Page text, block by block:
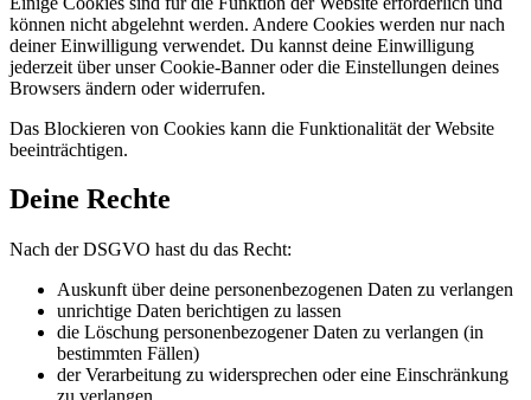
können nicht abgelehnt werden. Andere Cookies werden nur nach
deiner Einwilligung verwendet. Du kannst deine Einwilligung
jederzeit über unser Cookie-Banner oder die Einstellungen deines
Browsers ändern oder widerrufen.
Das Blockieren von Cookies kann die Funktionalität der Website
beeinträchtigen.
Deine Rechte
Nach der DSGVO hast du das Recht:
Auskunft über deine personenbezogenen Daten zu verlangen
unrichtige Daten berichtigen zu lassen
die Löschung personenbezogener Daten zu verlangen (in
bestimmten Fällen)
der Verarbeitung zu widersprechen oder eine Einschränkung